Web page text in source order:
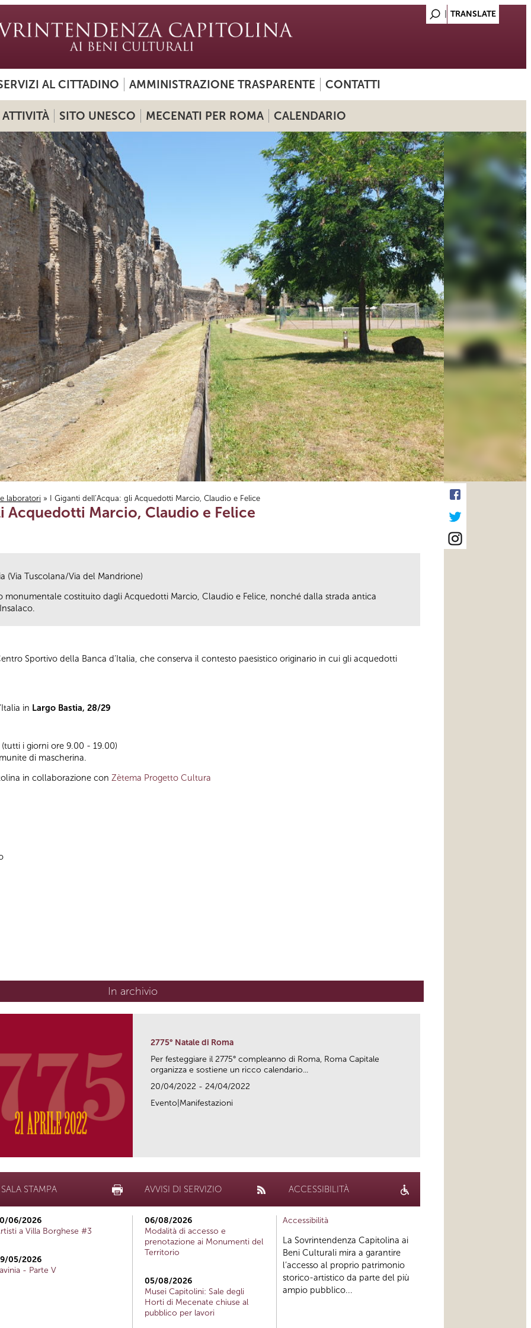
AL CITTADINO AMMINISTRAZIONE TRASPARENTE CONTATTI
ATTIVITÀ SITO UNESCO MECENATI PER ROMA CALENDARIO
laboratori » I Giganti dell’Acqua: gli Acquedotti Marcio, Claudio e Felice
Acquedotti Marcio, Claudio e Felice
(Via Tuscolana/Via del Mandrione)
monumentale costituito dagli Acquedotti Marcio, Claudio e Felice, nonché dalla strada antica
Sportivo della Banca d’Italia, che conserva il contesto paesistico originario in cui gli acquedotti
in Largo Bastia, 28/29
i giorni ore 9.00 - 19.00)
di mascherina.
in collaborazione con Zètema Progetto Cultura
In archivio
2775° Natale di Roma
Per festeggiare il 2775° compleanno di Roma, Roma Capitale
organizza e sostiene un ricco calendario...
20/04/2022 - 24/04/2022
Evento|Manifestazioni
SALA STAMPA
06/2026
a Villa Borghese #3
05/2026
- Parte V
AVVISI DI SERVIZIO
06/08/2026
Modalità di accesso e
prenotazione ai Monumenti del
Territorio
05/08/2026
Musei Capitolini: Sale degli
Horti di Mecenate chiuse al
pubblico per lavori
ACCESSIBILITÀ
Accessibilità
La Sovrintendenza Capitolina ai
Beni Culturali mira a garantire
l’accesso al proprio patrimonio
storico-artistico da parte del più
ampio pubblico...